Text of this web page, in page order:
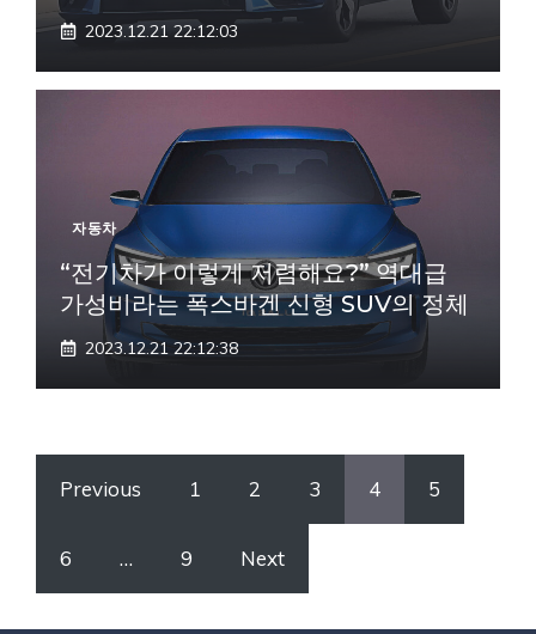
2023.12.21 22:12:03
자동차
“전기차가 이렇게 저렴해요?” 역대급
가성비라는 폭스바겐 신형 SUV의 정체
2023.12.21 22:12:38
Previous 1 2 3 4 5
6 … 9 Next